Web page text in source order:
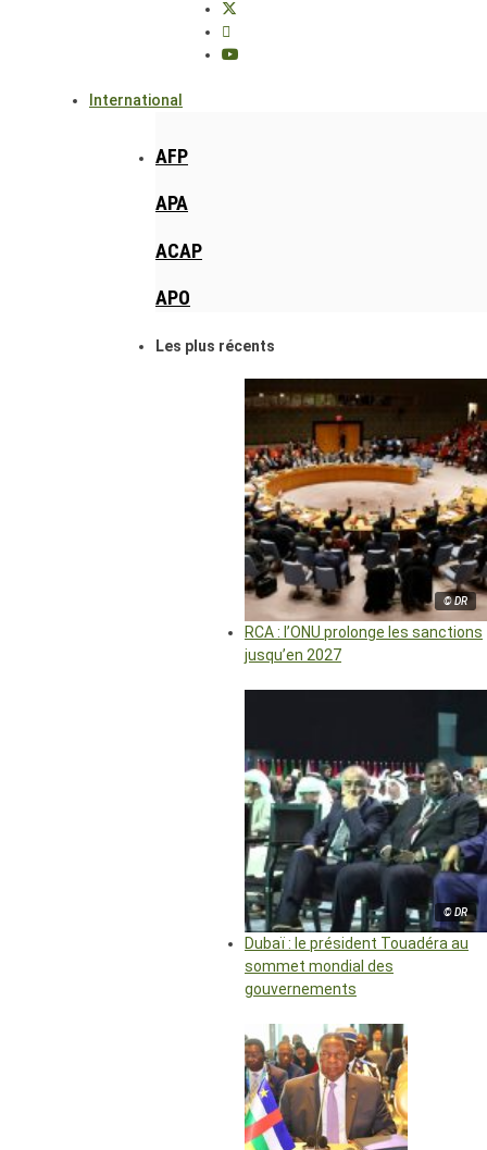
International
AFP
APA
ACAP
APO
Les plus récents
© DR
RCA : l’ONU prolonge les sanctions
jusqu’en 2027
© DR
Dubaï : le président Touadéra au
sommet mondial des
gouvernements